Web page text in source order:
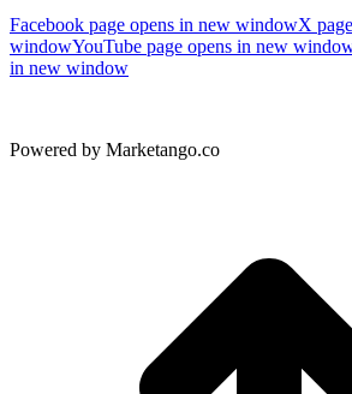
Facebook page opens in new windowX
windowYouTube page opens in new
in new window
Powered by Marketango.co